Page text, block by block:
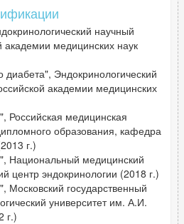
научный
академии медицинских наук
диабета", Эндокринологический
академии медицинских
Российская медицинская
образования, кафедра
г.)
Национальный медицинский
центр эндокринологии (2018 г.)
Московский государственный
университет им. А.И.
г.)